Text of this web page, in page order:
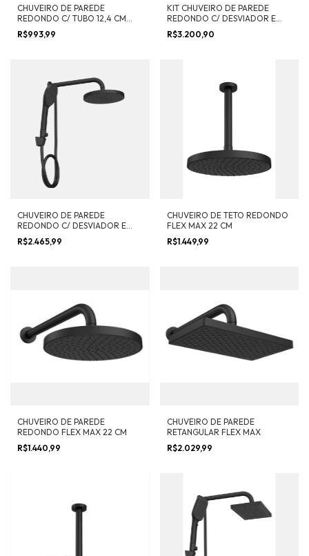
CHUVEIRO DE PAREDE
REDONDO C/ TUBO 12,4 CM
ACQUA PLUS
R$993,99
KIT CHUVEIRO DE PAREDE
REDONDO C/ DESVIADOR E
DUCHA MANUAL 12,4 CM
ACQUA PLUS
R$3.200,90
CHUVEIRO DE PAREDE
REDONDO C/ DESVIADOR E
DUCHA FLEX MAX
R$2.465,99
CHUVEIRO DE TETO REDONDO
FLEX MAX 22 CM
R$1.449,99
CHUVEIRO DE PAREDE
REDONDO FLEX MAX 22 CM
R$1.440,99
CHUVEIRO DE PAREDE
RETANGULAR FLEX MAX
R$2.029,99